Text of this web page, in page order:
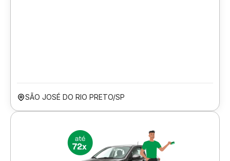
SÃO JOSÉ DO RIO PRETO/SP